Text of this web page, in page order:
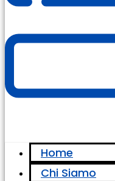
Home
Chi Siamo